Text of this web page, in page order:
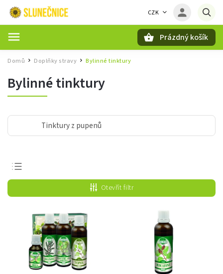
CZK
Prázdný košík
Domů / Doplňky stravy / Bylinné tinktury
Bylinné tinktury
Tinktury z pupenů
Nejprodávanější
Nejlevnější
Nejdražší
Abecedně
Otevřít filtr